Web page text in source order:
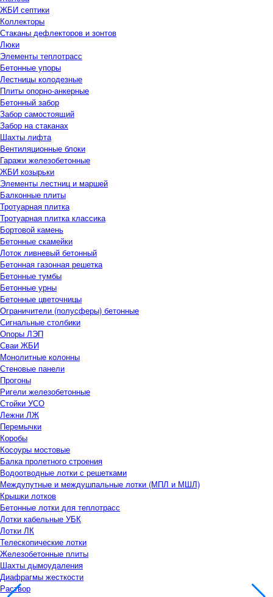
ЖБИ септики
Коллекторы
Стаканы дефлекторов и зонтов
Люки
Элементы теплотрасс
Бетонные упоры
Лестницы колодезные
Плиты опорно-анкерные
Бетонный забор
Забор самостоящий
Забор на стаканах
Шахты лифта
Вентиляционные блоки
Гаражи железобетонные
ЖБИ козырьки
Элементы лестниц и маршей
Балконные плиты
Тротуарная плитка
Тротуарная плитка классика
Бортовой камень
Бетонные скамейки
Лоток ливневый бетонный
Бетонная газонная решетка
Бетонные тумбы
Бетонные урны
Бетонные цветочницы
Ограничители (полусферы) бетонные
Сигнальные столбики
Опоры ЛЭП
Сваи ЖБИ
Монолитные колонны
Стеновые панели
Прогоны
Ригели железобетонные
Стойки УСО
Лежни ЛЖ
Перемычки
Коробы
Косоуры мостовые
Балка пролетного строения
Водоотводные лотки с решетками
Междупутные и междушпальные лотки (МПЛ и МШЛ)
Крышки лотков
Бетонные лотки для теплотрасс
Лотки кабельные УБК
Лотки ЛК
Телескопические лотки
Железобетонные плиты
Шахты дымоудаления
Диафрагмы жесткости
Раствор